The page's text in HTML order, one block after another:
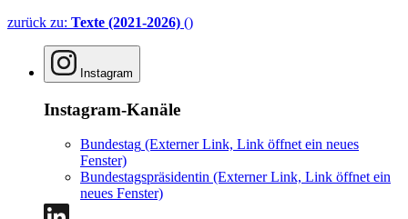
zurück zu: Texte (2021-2026) ()
Instagram
Instagram-Kanäle
Bundestag (Externer Link, Link öffnet ein neues
Fenster)
Bundestagspräsidentin (Externer Link, Link öffnet ein
neues Fenster)